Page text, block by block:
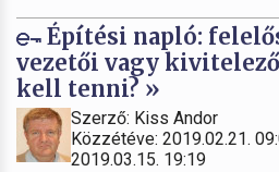
Építési napló:
vezetői vagy
kell tenni? »
Szerző: Kiss Andor
Közzétéve: 2019.02.21.
2019.03.15. 19:19